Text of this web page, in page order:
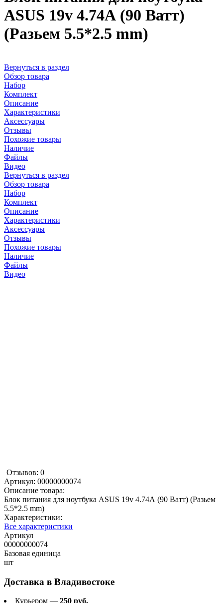
ASUS 19v 4.74А (90 Ватт)
(Разьем 5.5*2.5 mm)
Вернуться в раздел
Обзор товара
Набор
Комплект
Описание
Характеристики
Аксессуары
Отзывы
Похожие товары
Наличие
Файлы
Видео
Вернуться в раздел
Обзор товара
Набор
Комплект
Описание
Характеристики
Аксессуары
Отзывы
Похожие товары
Наличие
Файлы
Видео
Отзывов: 0
Артикул: 00000000074
Описание товара:
Блок питания для ноутбука ASUS 19v 4.74А (90 Ватт) (Разьем
5.5*2.5 mm)
Характеристики:
Все характеристики
Артикул
00000000074
Базовая единица
шт
Доставка в Владивостоке
Курьером — 250 руб.